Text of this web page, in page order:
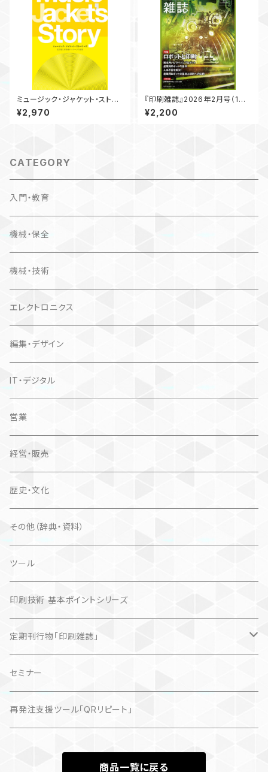
ミュージック・ジャケット・ストー
リーズ ―見て楽しむ特殊パッケ
ージの世界― [ 限定版 ] （特
¥2,970
『印刷雑誌』2026年2月号（1月2
0日発行）
¥2,200
CATEGORY
入門・教育
機械・保全
機械・技術
エレクトロニクス
編集・デザイン
IT・デジタル
営業
経営・販売
歴史・文化
その他（辞典・資料）
ツール
印刷技術 基本ポイントシリーズ
定期刊行物「印刷雑誌」
記事（デジタル販売）
セミナー
再発注支援ツール「QRリピート」
商品一覧に戻る